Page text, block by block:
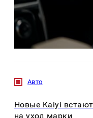
Авто
Новые Kaiyi
на уход марки